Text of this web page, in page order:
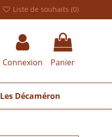
Liste de souhaits (0)
Connexion Panier
Les Décaméron